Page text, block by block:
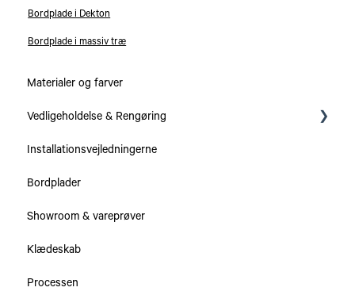
Bordplade i Dekton
Bordplade i massiv træ
Materialer og farver
Vedligeholdelse & Rengøring
Serier
Bordplader
Skabe & Skuffer
Installationsvejledningerne
Bordplader
Showroom & vareprøver
Klædeskab
Processen